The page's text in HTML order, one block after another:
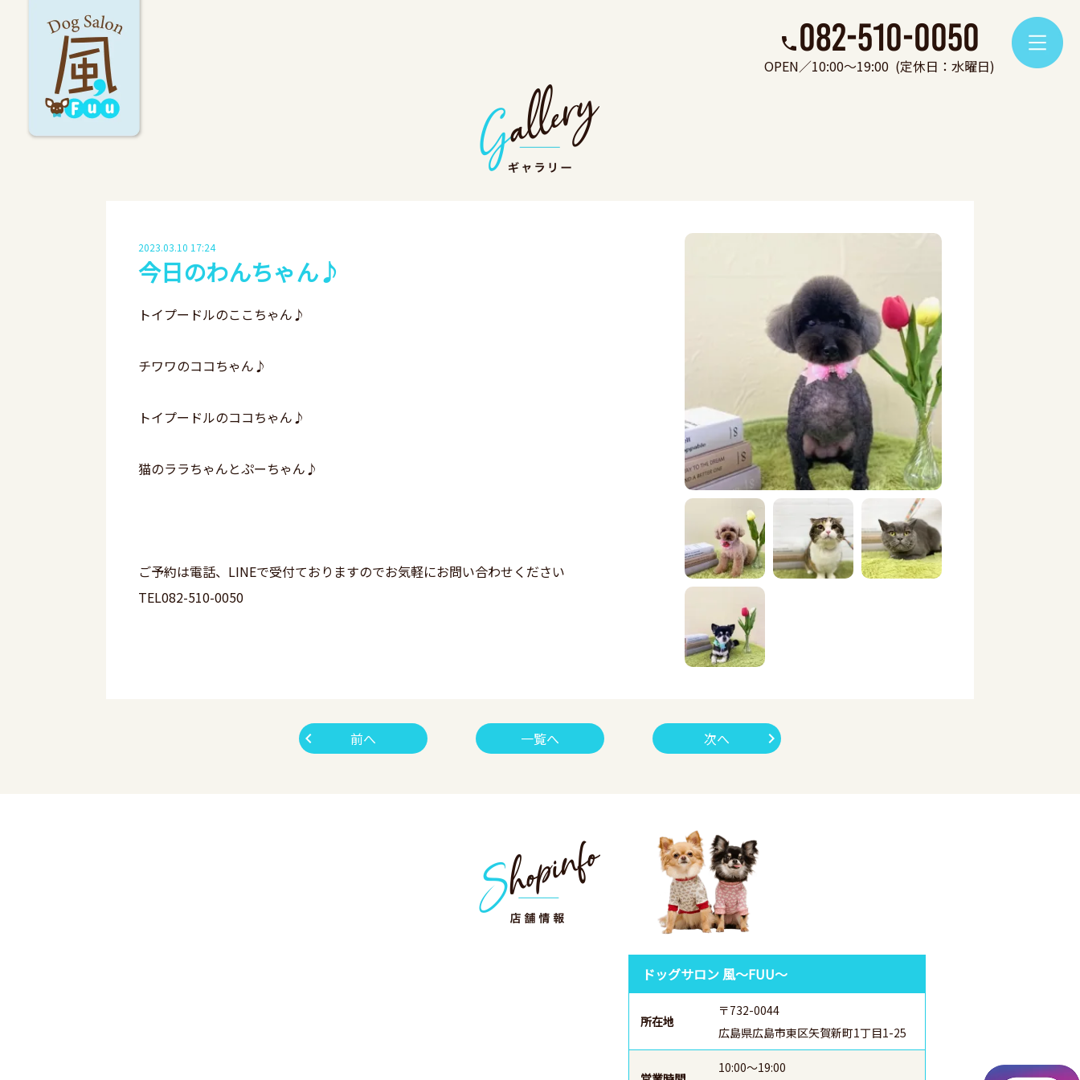
082-510-0050
OPEN／10:00～19:00 (定休日：水曜日)
2023.03.10 17:24
今日のわんちゃん♪
トイプードルのここちゃん♪
チワワのココちゃん♪
トイプードルのココちゃん♪
猫のララちゃんとぷーちゃん♪
ご予約は電話、LINEで受付ておりますのでお気軽にお問い合わせください
TEL082-510-0050
前へ 次へ
一覧へ
ドッグサロン 風～FUU～
所在地
〒732-0044
広島県広島市東区矢賀新町1丁目1-25
10:00～19:00